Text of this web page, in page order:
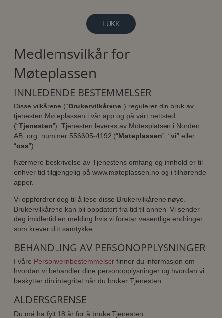
LUKK
Medlemsvilkår for
Møteplassen
INNLEDENDE BESTEMMELSER
Disse vilkårene (“Brukervilkårene”) regulerer din bruk av
tjenesten Møteplassen i vår app og på vårt nettsted
(“Tjenesten”). Tjenesten leveres av Mötesplatsen i Norden
AB, org. nummer 556605-4192 (“Møteplassen”, “vi” eller
“oss”).
Nærmere beskrivelse av Tjenestens omfang og innhold er til
enhver tid tilgjengelig på www.møteplassen.no og i tilhørende
apper.
Vi oppfordrer deg til å lese disse Brukervilkårene nøye.
Brukervilkårene kan bli oppdatert fra tid til annen. Vi sender
deg imidlertid en melding hvis vi foretar vesentlige endringer
som krever ditt samtykke.
BEHANDLING AV PERSONOPPLYSNINGER
I våre Personvernbestemmelser finner du informasjon om
hvordan vi behandler dine personopplysninger og hvordan vi
beskytter din integritet når du bruker Tjenesten.
ALDERSGRENSE
Du må ha fylt 18 år for å bruke Tjenesten.